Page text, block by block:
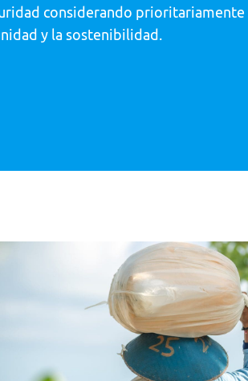
considerando prioritariamente
y la sostenibilidad.